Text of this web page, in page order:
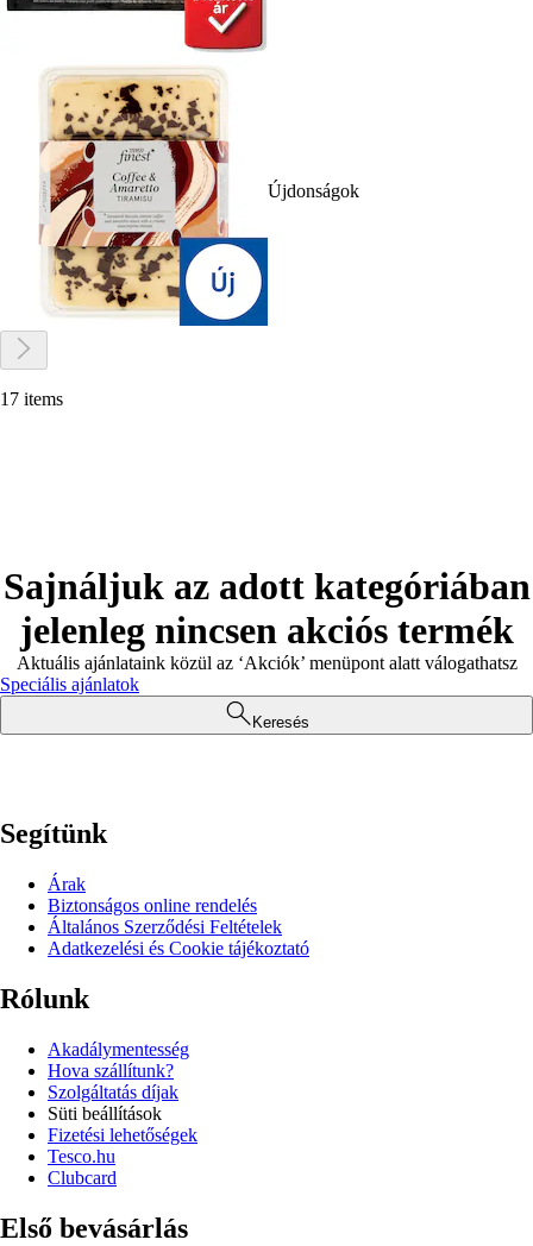
Újdonságok
17 items
Sajnáljuk az adott kategóriában
jelenleg nincsen akciós termék
Aktuális ajánlataink közül az ‘Akciók’ menüpont alatt válogathatsz
Speciális ajánlatok
Keresés
Segítünk
Árak
Biztonságos online rendelés
Általános Szerződési Feltételek
Adatkezelési és Cookie tájékoztató
Rólunk
Akadálymentesség
Hova szállítunk?
Szolgáltatás díjak
Süti beállítások
Fizetési lehetőségek
Tesco.hu
Clubcard
Első bevásárlás